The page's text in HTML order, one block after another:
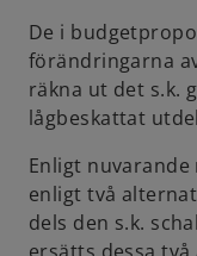
De i
förändringarna
räkna ut det s.k.
lågbeskattat
Enligt
enligt två
dels den s.k.